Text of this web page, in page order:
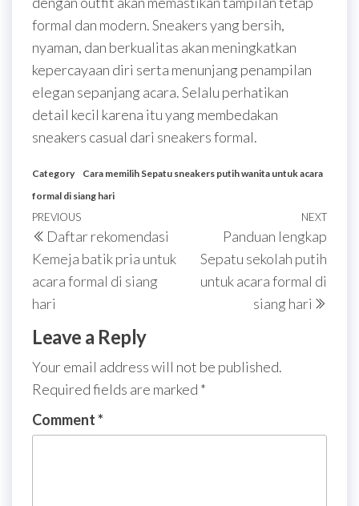
formal dan modern. Sneakers yang bersih,
nyaman, dan berkualitas akan meningkatkan
kepercayaan diri serta menunjang penampilan
elegan sepanjang acara. Selalu perhatikan
detail kecil karena itu yang membedakan
sneakers casual dari sneakers formal.
Category
Cara memilih Sepatu sneakers putih wanita untuk acara
formal di siang hari
Post
navigation
Previous
Post
PREVIOUS
Daftar rekomendasi
Kemeja batik pria untuk
acara formal di siang
hari
Next
NEXT
Panduan lengkap
Sepatu sekolah putih
untuk acara formal di
siang hari
Leave a Reply
Your email address will not be published.
Required fields are marked *
Comment*